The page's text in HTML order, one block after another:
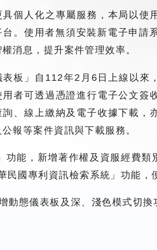
具個人化之專屬服務，本局以使
台。使用者無須安裝新電子申請
消息，提升案件管理效率。
表板」自112年2月6日上線以
用者可透過憑證進行電子公文簽
詢、線上繳納及電子收據下載，
報等案件資訊與下載服務。
能，新增著作權及資服經費
國專利資訊檢索系統」功能，
動態儀表板及深、淺色模式切